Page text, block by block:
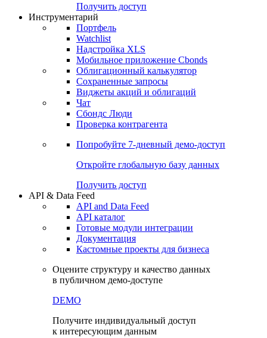
Получить доступ
Инструментарий
Портфель
Watchlist
Надстройка XLS
Мобильное приложение Cbonds
Облигационный калькулятор
Сохраненные запросы
Виджеты акций и облигаций
Чат
Сбондс Люди
Проверка контрагента
Попробуйте 7-дневный демо-доступ
Откройте глобальную базу данных
Получить доступ
API & Data Feed
API and Data Feed
API каталог
Готовые модули интеграции
Документация
Кастомные проекты для бизнеса
Оцените структуру и качество данных
в публичном демо-доступе
DEMO
Получите индивидуальный доступ
к интересующим данным